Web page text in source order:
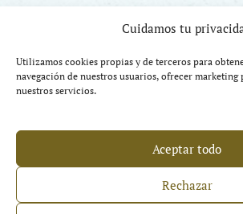
Cuidamos tu
Utilizamos cookies propias y de terceros para
navegación de nuestros usuarios, ofrecer
nuestros servicios.
Aceptar todo
Rechazar
Contáctanos
Condiciones de compra
Política de cookies